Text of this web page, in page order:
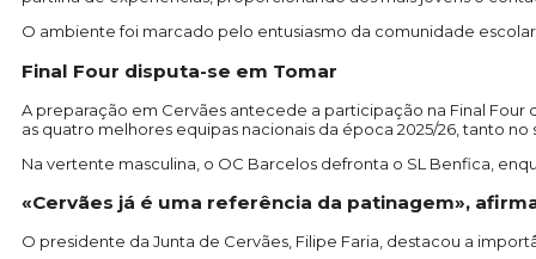
O ambiente foi marcado pelo entusiasmo da comunidade
Final Four disputa-se em Tomar
A preparação em Cervães antecede a participação na Final Four
as quatro melhores equipas nacionais da época 2025/26, tanto
Na vertente masculina, o OC Barcelos defronta o SL Benfica ,
«Cervães já é uma referência da patinagem»,
O presidente da Junta de Cervães, Filipe Faria , destacou a